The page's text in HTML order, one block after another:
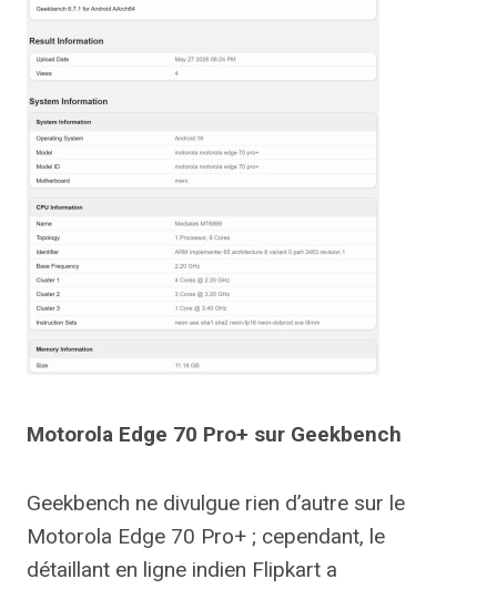
Motorola Edge 70 Pro+ sur Geekbench
Geekbench ne divulgue rien d’autre sur le
Motorola Edge 70 Pro+ ; cependant, le
détaillant en ligne indien Flipkart a